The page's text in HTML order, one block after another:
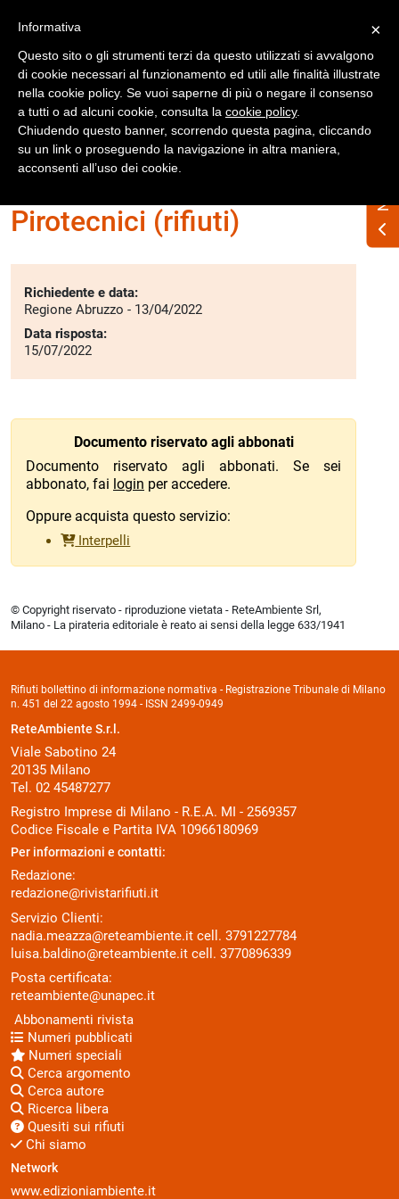
Accedi
Home Interpelli Rifiuti
Pirotecnici (rifiuti)
Richiedente e data:
Regione Abruzzo - 13/04/2022
Data risposta:
15/07/2022
Documento riservato agli abbonati
Documento riservato agli abbonati. Se sei
abbonato, fai login per accedere.
Oppure acquista questo servizio:
Interpelli
© Copyright riservato - riproduzione vietata - ReteAmbiente Srl,
Milano - La pirateria editoriale è reato ai sensi della legge 633/1941
Rifiuti bollettino di informazione normativa - Registrazione Tribunale di Milano
n. 451 del 22 agosto 1994 - ISSN 2499-0949
ReteAmbiente S.r.l.
Viale Sabotino 24
20135 Milano
Tel. 02 45487277
Registro Imprese di Milano - R.E.A. MI - 2569357
Codice Fiscale e Partita IVA 10966180969
Per informazioni e contatti:
Redazione:
redazione@rivistarifiuti.it
Servizio Clienti:
nadia.meazza@reteambiente.it cell. 3791227784
luisa.baldino@reteambiente.it cell. 3770896339
Posta certificata:
reteambiente@unapec.it
Abbonamenti rivista
Numeri pubblicati
Numeri speciali
Cerca argomento
Cerca autore
Ricerca libera
Quesiti sui rifiuti
Chi siamo
Network
www.edizioniambiente.it
×
Informativa
Questo sito o gli strumenti terzi da questo utilizzati si avvalgono
di cookie necessari al funzionamento ed utili alle finalità illustrate
nella cookie policy. Se vuoi saperne di più o negare il consenso
a tutti o ad alcuni cookie, consulta la cookie policy.
Chiudendo questo banner, scorrendo questa pagina, cliccando
su un link o proseguendo la navigazione in altra maniera,
acconsenti all’uso dei cookie.